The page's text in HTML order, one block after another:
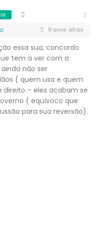
9 anos atrás
essa sua, concordo
tem a ver com a
não ser
( quem usa e quem
– eles acabam se
( equívoco que
para sua reversão).